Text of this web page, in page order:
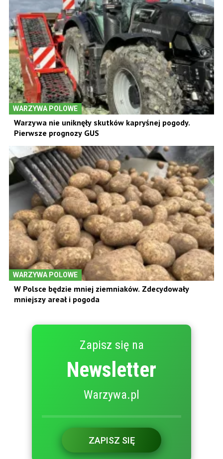
WARZYWA POLOWE
Warzywa nie uniknęły skutków kapryśnej pogody.
Pierwsze prognozy GUS
WARZYWA POLOWE
W Polsce będzie mniej ziemniaków. Zdecydowały
mniejszy areał i pogoda
Zapisz się na
Newsletter
Warzywa.pl
ZAPISZ SIĘ